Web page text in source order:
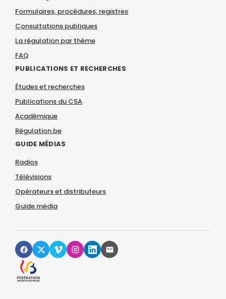
Formulaires, procédures, registres
Consultations publiques
La régulation par thème
FAQ
PUBLICATIONS ET RECHERCHES
Études et recherches
Publications du CSA
Académique
Régulation.be
GUIDE MÉDIAS
Radios
Télévisions
Opérateurs et distributeurs
Guide média